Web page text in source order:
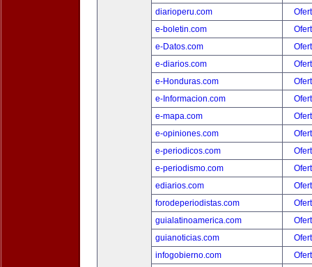
diarioperu.com
e-boletin.com
e-Datos.com
e-diarios.com
e-Honduras.com
e-Informacion.com
e-mapa.com
e-opiniones.com
e-periodicos.com
e-periodismo.com
ediarios.com
forodeperiodistas.com
guialatinoamerica.com
guianoticias.com
infogobierno.com